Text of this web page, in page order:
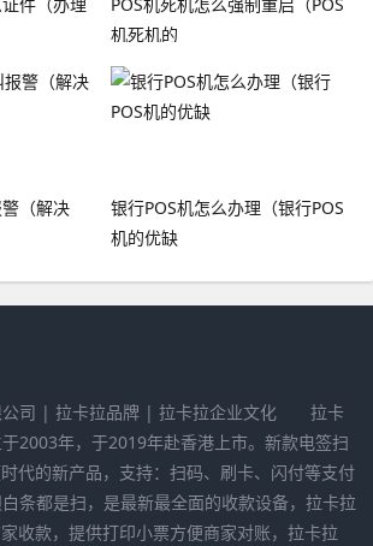
机死机的
（解决
银行POS机怎么办理（银行POS
机的优缺
司 | 拉卡拉品牌 | 拉卡拉企业文化 拉卡
2003年，于2019年赴香港上市。新款电签扫
代的新产品，支持：扫码、刷卡、闪付等支付
条都是扫，是最新最全面的收款设备，拉卡拉
收款，提供打印小票方便商家对账，拉卡拉